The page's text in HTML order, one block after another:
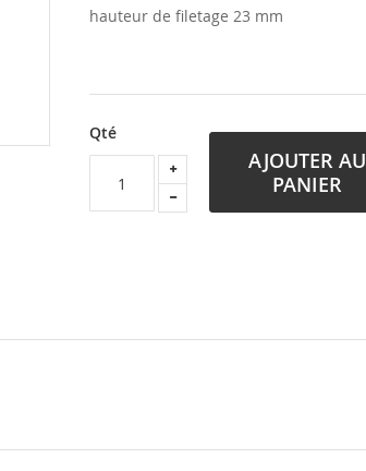
hauteur de filetage 23 mm
Qté
AJOUTER AU
PANIER